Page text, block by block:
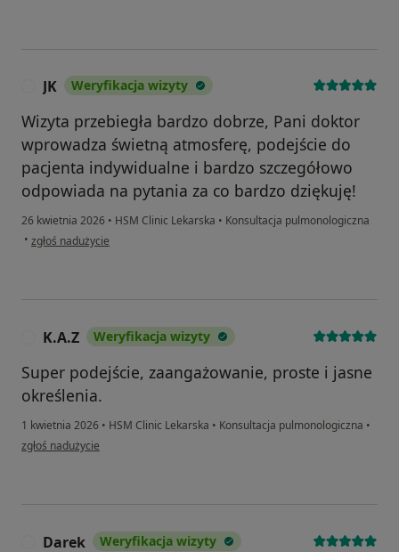
JK Weryfikacja wizyty
Wizyta przebiegła bardzo dobrze, Pani doktor
wprowadza świetną atmosferę, podejście do
pacjenta indywidualne i bardzo szczegółowo
odpowiada na pytania za co bardzo dziękuję!
26 kwietnia 2026 • HSM Clinic Lekarska • Konsultacja pulmonologiczna
• w opinii użytkownika JK
zgłoś nadużycie
K.A.Z Weryfikacja wizyty
Super podejście, zaangażowanie, proste i jasne
określenia.
1 kwietnia 2026 • HSM Clinic Lekarska • Konsultacja pulmonologiczna •
w opinii użytkownika K.A.Z
zgłoś nadużycie
Darek Weryfikacja wizyty